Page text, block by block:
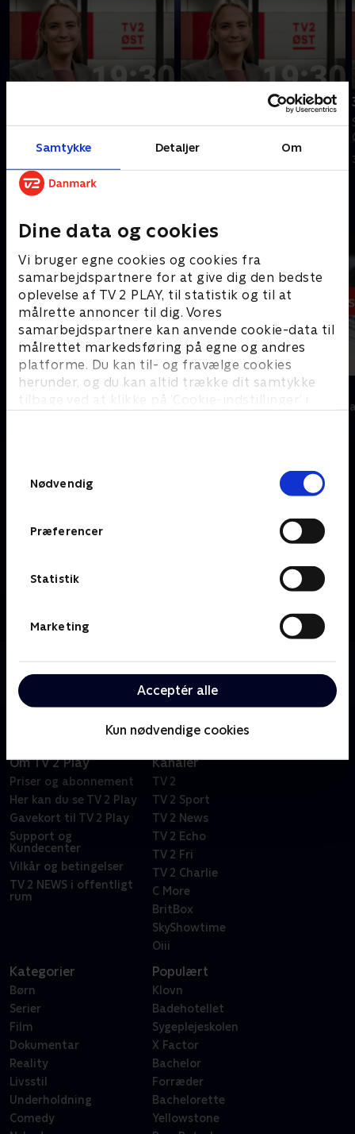
Samtykke Detaljer Om
Dine data og cookies
Vi bruger egne cookies og cookies fra
samarbejdspartnere for at give dig den bedste
oplevelse af TV 2 PLAY, til statistik og til at
målrette annoncer til dig. Vores
samarbejdspartnere kan anvende cookie-data til
målrettet markedsføring på egne og andres
platforme. Du kan til- og fravælge cookies
herunder, og du kan altid trække dit samtykke
tilbage ved at klikke på ’Cookie-indstillinger’ i
Nødvendig
Præferencer
Statistik
Marketing
Acceptér alle
Kun nødvendige cookies
I går • 24 min
19 News
Nyheder
7 News
Nyheder &
Se indhold fra TV2 ØST.
Om TV 2 Play
Priser og abonnement
Her kan du se TV 2 Play
Gavekort til TV 2 Play
Support og
Kundecenter
Vilkår og betingelser
TV 2 NEWS i offentligt
rum
Kanaler
TV 2
TV 2 Sport
TV 2 News
TV 2 Echo
TV 2 Fri
TV 2 Charlie
C More
BritBox
SkyShowtime
Oiii
Kategorier
Børn
Serier
Film
Dokumentar
Reality
Livsstil
Underholdning
Comedy
Populært
Klovn
Badehotellet
Sygeplejeskolen
X Factor
Bachelor
Forræder
Bachelorette
Yellowstone